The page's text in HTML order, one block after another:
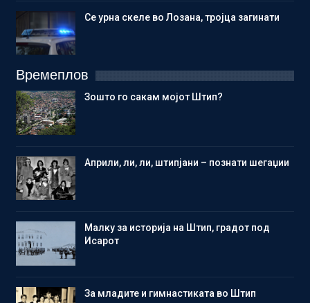
Се урна скеле во Лозана, тројца загинати
Времеплов
Зошто го сакам мојот Штип?
Aприли, ли, ли, штипјани – познати шегаџии
Малку за историја на Штип, градот под
Исарот
Зa младите и гимнастиката во Штип